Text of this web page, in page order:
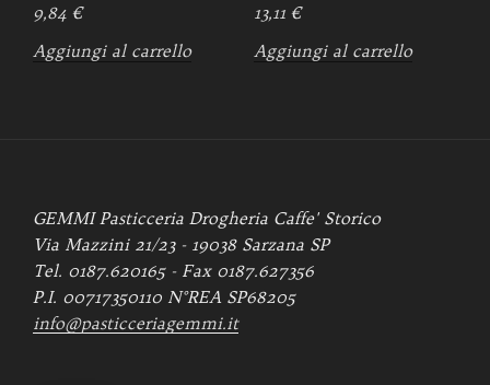
9,84 €
Aggiungi al carrello
13,11 €
Aggiungi al carrello
GEMMI Pasticceria Drogheria Caffe' Storico
Via Mazzini 21/23 - 19038 Sarzana SP
Tel. 0187.620165 - Fax 0187.627356
P.I. 00717350110 N°REA SP68205
info@pasticceriagemmi.it